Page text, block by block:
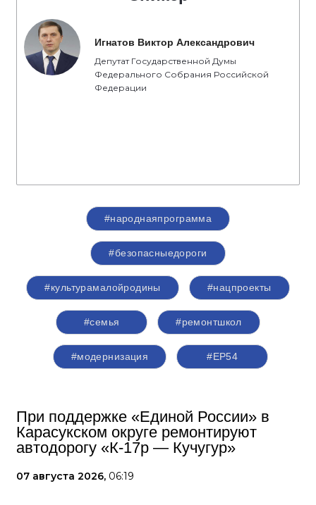
Игнатов Виктор Александрович
Депутат Государственной Думы
Федерального Собрания Российской
Федерации
#народнаяпрограмма
#безопасныедороги
#культурамалойродины #нацпроекты
#семья #ремонтшкол
#модернизация #ЕР54
При поддержке «Единой России» в
Карасукском округе ремонтируют
автодорогу «К-17р — Кучугур»
07 августа 2026, 06:19